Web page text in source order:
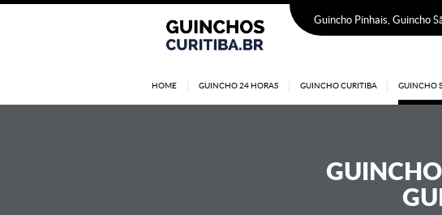
Guincho Pinhais, Guincho
HOME GUINCHO 24 HORAS GUINCHO CURITIBA GUINCHO